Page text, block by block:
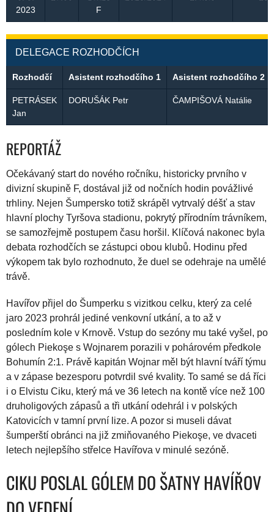
2023
F
DELEGACE ROZHODČÍCH
Rozhodčí Asistent rozhodčího 1 Asistent rozhodčího 2
PETRÁSEK
Jan
DORUŠÁK Petr ČAMPIŠOVÁ Natálie
REPORTÁŽ
Očekávaný start do nového ročníku, historicky prvního v
divizní skupině F, dostával již od nočních hodin povážlivé
trhliny. Nejen Šumpersko totiž skrápěl vytrvalý déšť a stav
hlavní plochy Tyršova stadionu, pokrytý přírodním trávníkem,
se samozřejmě postupem času horšil. Klíčová nakonec byla
debata rozhodčích se zástupci obou klubů. Hodinu před
výkopem tak bylo rozhodnuto, že duel se odehraje na umělé
trávě.
Havířov přijel do Šumperku s vizitkou celku, který za celé
jaro 2023 prohrál jediné venkovní utkání, a to až v
posledním kole v Krnově. Vstup do sezóny mu také vyšel, po
gólech Piekoşe s Wojnarem porazili v pohárovém předkole
Bohumín 2:1. Právě kapitán Wojnar měl být hlavní tváří týmu
a v zápase bezesporu potvrdil své kvality. To samé se dá říci
i o Elvistu Ciku, který má ve 36 letech na kontě více než 100
druholigových zápasů a tři utkání odehrál i v polských
Katovicích v tamní první lize. A pozor si museli dávat
šumperští obránci na již zmiňovaného Piekoşe, ve dvaceti
letech nejlepšího střelce Havířova v minulé sezóně.
CIKU POSLAL GÓLEM DO ŠATNY HAVÍŘOV